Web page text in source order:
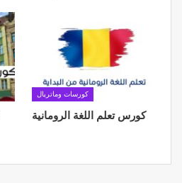
كورسات وماتريال
كورس تعلم اللغة الرومانية